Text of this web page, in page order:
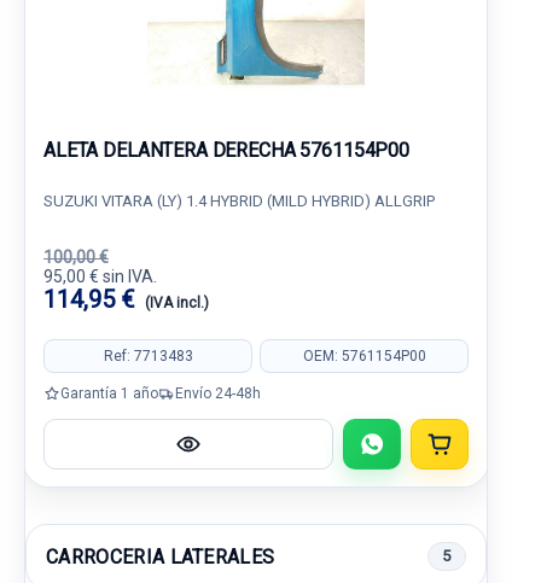
ALETA DELANTERA DERECHA 5761154P00
SUZUKI VITARA (LY) 1.4 HYBRID (MILD HYBRID) ALLGRIP
100,00 €
95,00 € sin IVA.
114,95 € (IVA incl.)
Ref: 7713483 OEM: 5761154P00
Garantía 1 año Envío 24-48h
CARROCERIA LATERALES 5